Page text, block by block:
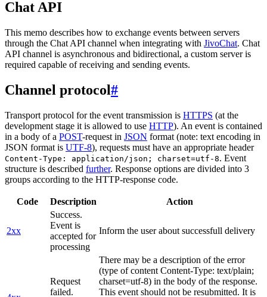
Chat API
This memo describes how to exchange events between servers
through the Chat API channel when integrating with JivoChat. Chat
API channel is asynchronous and bidirectional, a custom server is
required capable of receiving and sending events.
Channel protocol#
Transport protocol for the event transmission is HTTPS (at the
development stage it is allowed to use HTTP). An event is contained
in a body of a POST-request in JSON format (note: text encoding in
JSON format is UTF-8), requests must have an appropriate header
Content-Type: application/json; charset=utf-8. Event
structure is described further. Response options are divided into 3
groups according to the HTTP-response code.
Code Description Action
2xx
Success.
Event is
accepted for
processing
Inform the user about successfull delivery
Request
failed.
There may be a description of the error
(type of content Content-Type: text/plain;
charset=utf-8) in the body of the response.
This event should not be resubmitted. It is